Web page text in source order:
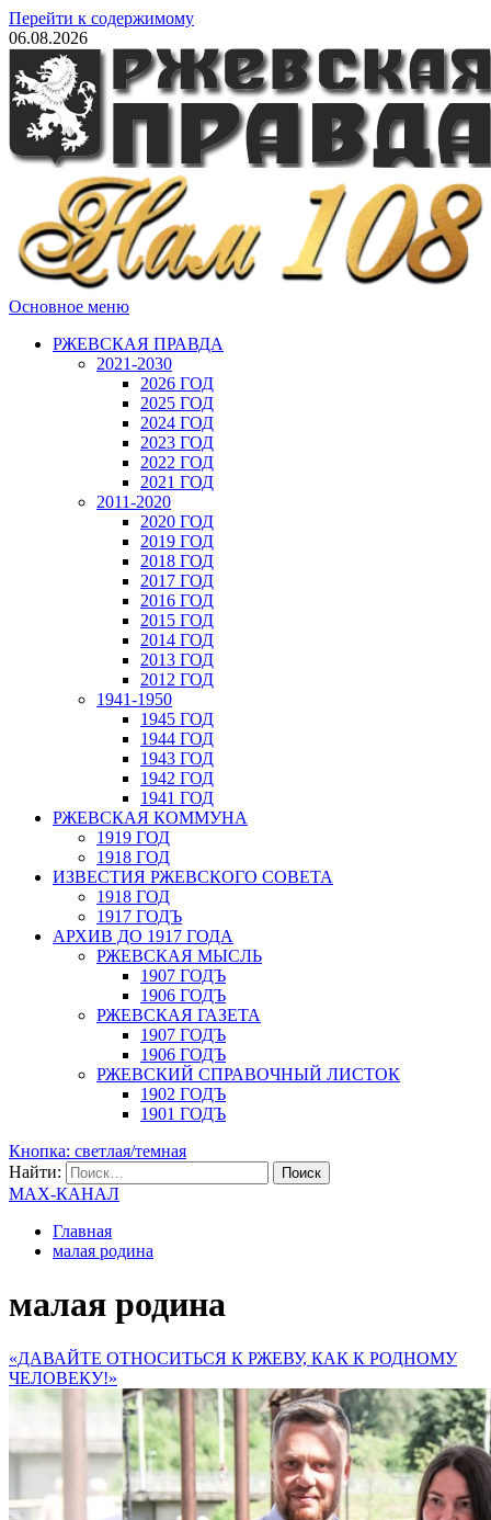
Перейти к содержимому
06.08.2026
Основное меню
РЖЕВСКАЯ ПРАВДА
2021-2030
2026 ГОД
2025 ГОД
2024 ГОД
2023 ГОД
2022 ГОД
2021 ГОД
2011-2020
2020 ГОД
2019 ГОД
2018 ГОД
2017 ГОД
2016 ГОД
2015 ГОД
2014 ГОД
2013 ГОД
2012 ГОД
1941-1950
1945 ГОД
1944 ГОД
1943 ГОД
1942 ГОД
1941 ГОД
РЖЕВСКАЯ КОММУНА
1919 ГОД
1918 ГОД
ИЗВЕСТИЯ РЖЕВСКОГО СОВЕТА
1918 ГОД
1917 ГОДЪ
АРХИВ ДО 1917 ГОДА
РЖЕВСКАЯ МЫСЛЬ
1907 ГОДЪ
1906 ГОДЪ
РЖЕВСКАЯ ГАЗЕТА
1907 ГОДЪ
1906 ГОДЪ
РЖЕВСКИЙ СПРАВОЧНЫЙ ЛИСТОК
1902 ГОДЪ
1901 ГОДЪ
Кнопка: светлая/темная
Найти:
MAX-КАНАЛ
Главная
малая родина
малая родина
«ДАВАЙТЕ ОТНОСИТЬСЯ К РЖЕВУ, КАК К РОДНОМУ
ЧЕЛОВЕКУ!»